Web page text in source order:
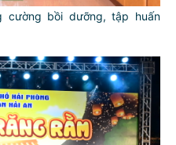
cường bồi dưỡng, tập huấn